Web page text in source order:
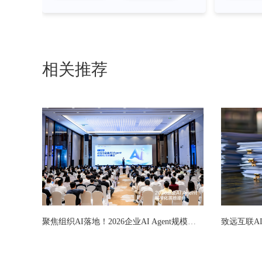
相关推荐
聚焦组织AI落地！2026企业AI Agent规模化落地峰会圆满举办